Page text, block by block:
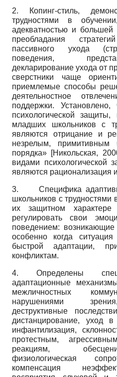
2. Копинг-стиль,
трудностями в
адекватностью и большей
преобладания
пассивного ухода
поведения,
декларирование ухода от
сверстники чаще
приемлемые способы
деятельностное
поддержки.
психологической
младших школьников с
являются отрицание и
незрелым, примитивным
порядка» [Никольская,
видами психологической
являются рационализация
3. Специфика
школьников с трудностями
их защитном
регулировать свои
поведением: возникающие
особенно когда
быстрой адаптации,
конфликтам.
4. Определены
адаптационные
межличностных
нарушениями
деструктивные
дистанцирование, уход в
инфантилизация,
протестным,
реакциям,
физиологическая
компенсация